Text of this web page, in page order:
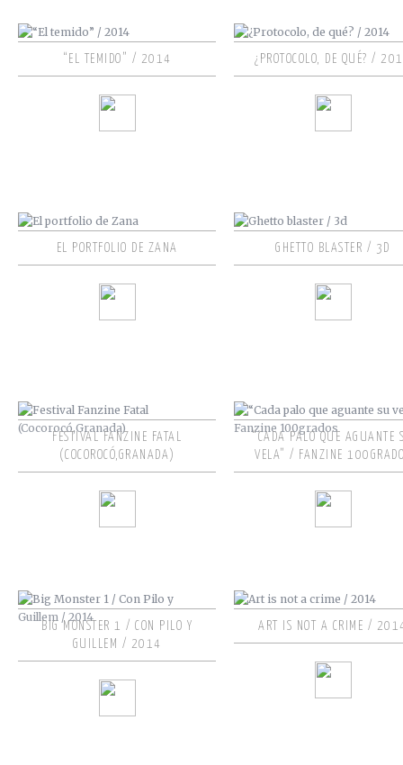
“EL TEMIDO” / 2014 ¿PROTOCOLO, DE QUÉ? /
EL PORTFOLIO DE ZANA GHETTO BLASTER / 3D
FESTIVAL FANZINE FATAL
(COCOROCÓ,GRANADA)
“CADA PALO QUE AGUANTE
VELA” / FANZINE
BIG MONSTER 1 / CON PILO Y
GUILLEM / 2014
ART IS NOT A CRIME /